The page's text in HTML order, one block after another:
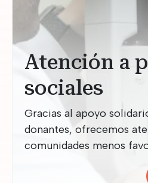
Atención a
sociales
Gracias al apoyo
donantes, ofrecemos
comunidades menos